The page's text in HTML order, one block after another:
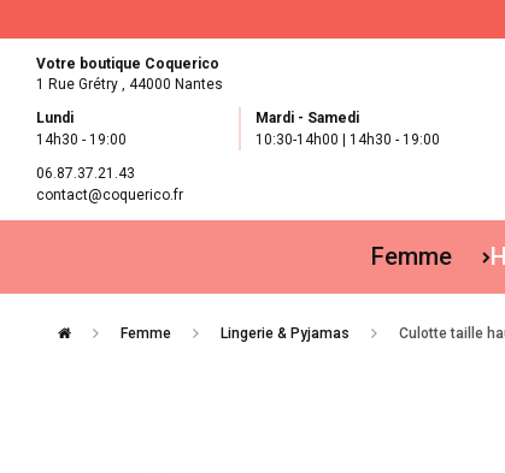
Votre boutique Coquerico
1 Rue Grétry , 44000 Nantes
Lundi
14h30 - 19:00
Mardi - Samedi
10:30-14h00 | 14h30 - 19:00
06.87.37.21.43
contact@coquerico.fr
Femme
Femme Lingerie & Pyjamas Culotte taille